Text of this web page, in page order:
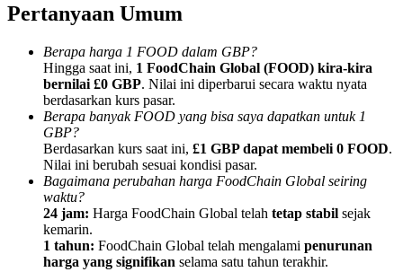
Hingga 65% Komisi!
Referensi
Undang teman untuk mendapatkan imbalan tunai
Deposit CASHCAT & Win
Pertanyaan Umum
Berapa harga 1 FOOD dalam GBP?
Hingga saat ini, 1 FoodChain Global (FOOD) kira-kira
bernilai £0 GBP. Nilai ini diperbarui secara waktu nyata
berdasarkan kurs pasar.
Berapa banyak FOOD yang bisa saya dapatkan untuk 1
GBP?
Berdasarkan kurs saat ini, £1 GBP dapat membeli 0 FOOD.
Nilai ini berubah sesuai kondisi pasar.
Bagaimana perubahan harga FoodChain Global seiring
waktu?
24 jam: Harga FoodChain Global telah tetap stabil sejak
kemarin.
1 tahun: FoodChain Global telah mengalami penurunan
harga yang signifikan selama satu tahun terakhir.